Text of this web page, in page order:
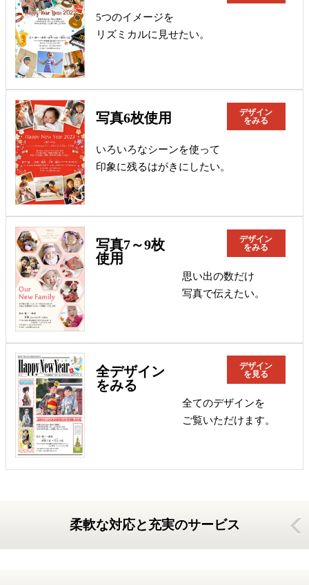
5つのイメージを
リズミカルに見せたい。
写真6枚使用
デザイン
をみる
いろいろなシーンを使って
印象に残るはがきにしたい。
写真7～9枚
使用
デザイン
をみる
思い出の数だけ
写真で伝えたい。
全デザイン
をみる
デザイン
を見る
全てのデザインを
ご覧いただけます。
柔軟な対応と充実のサービス